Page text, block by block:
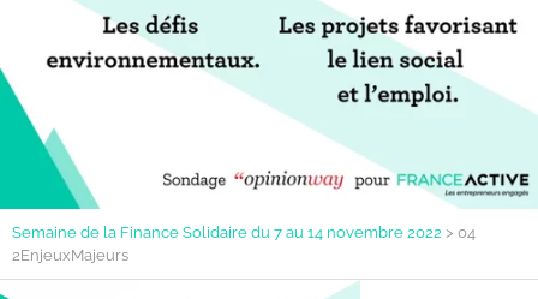
Semaine de la Finance Solidaire du 7 au 14 novembre 2022 > 04
2EnjeuxMajeurs